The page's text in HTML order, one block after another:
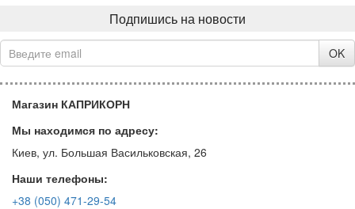
Подпишись на новости
OK
Магазин КАПРИКОРН
Мы находимся по адресу:
Киев, ул. Большая Васильковская, 26
Наши телефоны:
+38 (050) 471-29-54